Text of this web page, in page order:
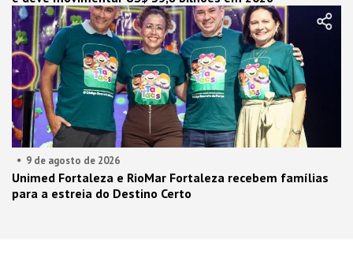
9 de agosto de 2026
Unimed Fortaleza e RioMar Fortaleza recebem famílias
para a estreia do Destino Certo